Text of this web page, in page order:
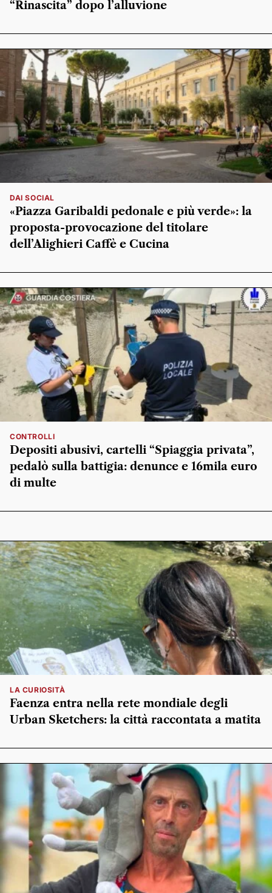
“Rinascita” dopo l’alluvione
DAI SOCIAL
«Piazza Garibaldi pedonale e più verde»: la
proposta-provocazione del titolare
dell’Alighieri Caffè e Cucina
CONTROLLI
Depositi abusivi, cartelli “Spiaggia privata”,
pedalò sulla battigia: denunce e 16mila euro
di multe
LA CURIOSITÀ
Faenza entra nella rete mondiale degli
Urban Sketchers: la città raccontata a matita